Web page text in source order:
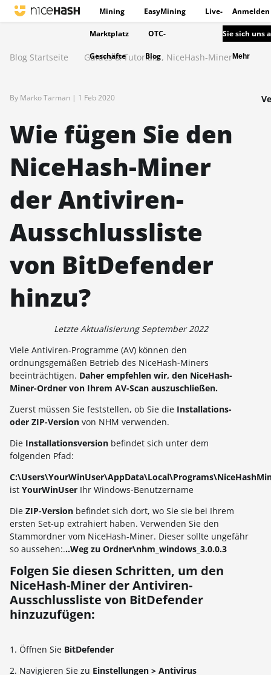
Mining EasyMining Live-
Marktplatz OTC-
Geschäfte Blog
Anmelden
Sie sich uns
Mehr
Blog Startseite Guides & Tutorials , NiceHash-Miner
By Marko Tarman | 1 Feb 2020
Wie fügen Sie den
NiceHash-Miner
der Antiviren-
Ausschlussliste
von BitDefender
hinzu?
Letzte Aktualisierung September 2022
Viele Antiviren-Programme (AV) können den
ordnungsgemäßen Betrieb des NiceHash-Miners
beeinträchtigen. Daher empfehlen wir, den NiceHash-
Miner-Ordner von Ihrem AV-Scan auszuschließen.
Zuerst müssen Sie feststellen, ob Sie die Installations-
oder ZIP-Version von NHM verwenden.
Die Installationsversion befindet sich unter dem
folgenden Pfad:
ist YourWinUser Ihr Windows-Benutzername
Die ZIP-Version befindet sich dort, wo Sie sie bei Ihrem
ersten Set-up extrahiert haben. Verwenden Sie den
Stammordner vom NiceHash-Miner. Dieser sollte ungefähr
so aussehen:...Weg zu Ordner\nhm_windows_3.0.0.3
Folgen Sie diesen Schritten, um den
NiceHash-Miner der Antiviren-
Ausschlussliste von BitDefender
hinzuzufügen:
1. Öffnen Sie BitDefender
2. Navigieren Sie zu Einstellungen > Antivirus